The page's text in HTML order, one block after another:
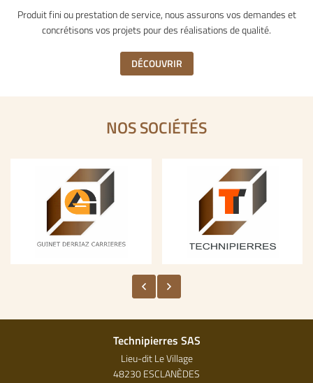
Produit fini ou prestation de service, nous assurons vos demandes et
concrétisons vos projets pour des réalisations de qualité.
DÉCOUVRIR
NOS SOCIÉTÉS
Technipierres SAS
Lieu-dit Le Village
48230 ESCLANÈDES